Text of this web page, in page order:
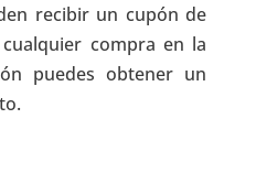
recibir un cupón de
compra en la
puedes obtener un